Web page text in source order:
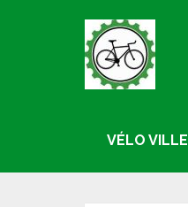
VÉLO VILLE